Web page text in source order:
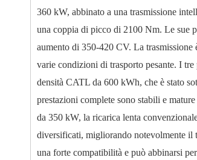
360 kW, abbinato a una trasmissione
una coppia di picco di 2100 Nm. Le sue
aumento di 350-420 CV. La
varie condizioni di trasporto pesante. I
densità CATL da 600 kWh, che è stato
prestazioni complete sono stabili e
da 350 kW, la ricarica lenta
diversificati, migliorando notevolmente il
una forte compatibilità e può abbinarsi